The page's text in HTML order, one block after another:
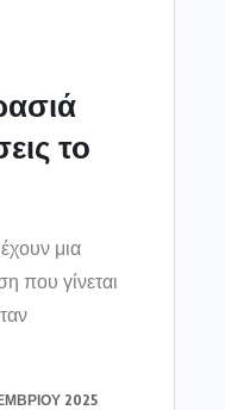
το
μια
που γίνεται
2025